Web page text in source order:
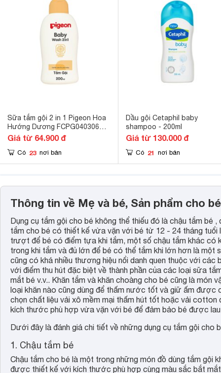
Sữa tắm gội 2 in 1 Pigeon Hoa
Hướng Dương FCPG040306
200ml
Giá từ 64.900 đ
Có 23 nơi bán
Dầu gội Cetaphil baby
shampoo - 200ml
Giá từ 130.000 đ
Có 21 nơi bán
Thông tin về Mẹ và bé, Sản phẩm cho
Dụng cụ tắm gội cho bé không thể thiếu đó là chậu tắm bé ,
tắm cho bé có thiết kế vừa vặn với bé từ 12 - 24 tháng
trượt để bé có điểm tựa khi tắm, một số chậu tắm khác
trong khi tắm và đủ lớn để bé có thể tắm khi lớn hơn là một
cũng có khá nhiều thương hiệu nổi danh quen thuộc với
với điểm thu hút đặc biệt về thành phần của các loại sữa
mắt bé v.v.. Khăn tắm và khăn choàng cho bé cũng là món
loại khăn nào cũng dùng để thấm nước tốt và giữ ấm được
chọn chất liệu vải xô mềm mại thấm hút tốt hoặc vải
kích thước phù hợp vừa vặn với bé để đảm bảo bé được
Dưới đây là đánh giá chi tiết về những dụng cụ tắm gội cho
1. Chậu tắm bé
Chậu tắm cho bé là một trong những món đồ dùng tắm gội
được thiết kế với kích thước phù hợp cùng màu sắc bắt